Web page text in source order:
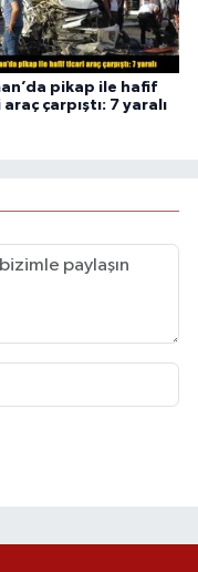
pikap ile hafif
çarpıştı: 7 yaralı